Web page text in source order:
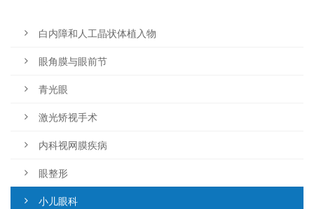
白内障和人工晶状体植入物
眼角膜与眼前节
青光眼
激光矫视手术
内科视网膜疾病
眼整形
小儿眼科